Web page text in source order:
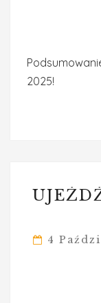
2025!
4